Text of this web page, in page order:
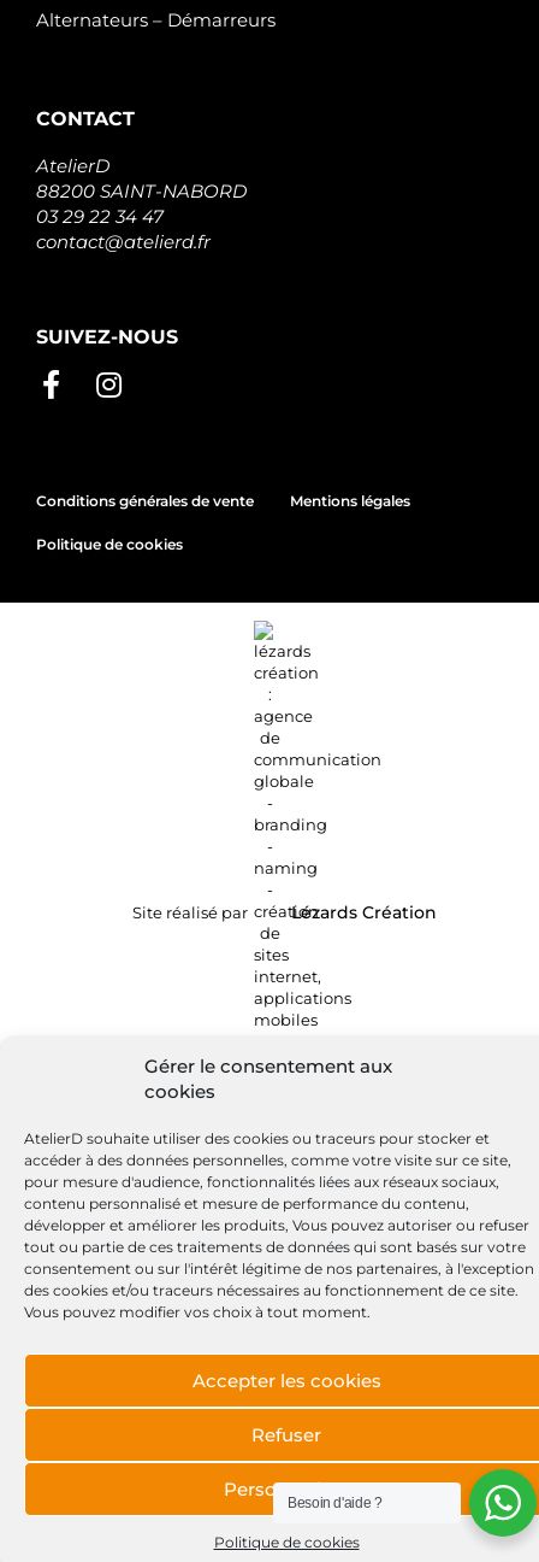
Gérer le consentement aux
cookies
AtelierD souhaite utiliser des cookies ou traceurs pour stocker et
accéder à des données personnelles, comme votre visite sur ce site,
pour mesure d'audience, fonctionnalités liées aux réseaux sociaux,
contenu personnalisé et mesure de performance du contenu,
développer et améliorer les produits, Vous pouvez autoriser ou refuser
tout ou partie de ces traitements de données qui sont basés sur votre
consentement ou sur l'intérêt légitime de nos partenaires, à l'exception
des cookies et/ou traceurs nécessaires au fonctionnement de ce site.
Vous pouvez modifier vos choix à tout moment.
Accepter les cookies
Refuser
Personnaliser
Politique de cookies
Alternateurs – Démarreurs
CONTACT
AtelierD
88200 SAINT-NABORD
03 29 22 34 47
contact@atelierd.fr
SUIVEZ-NOUS
Conditions générales de vente Mentions légales
Politique de cookies
Site réalisé par Lézards Création
Besoin d'aide ?